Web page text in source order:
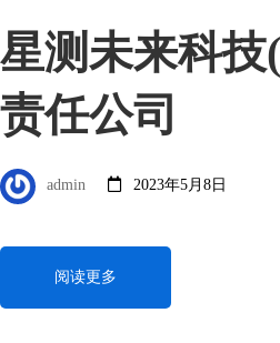
星测未来科技
责任公司
admin 2023年5月8日
阅读更多